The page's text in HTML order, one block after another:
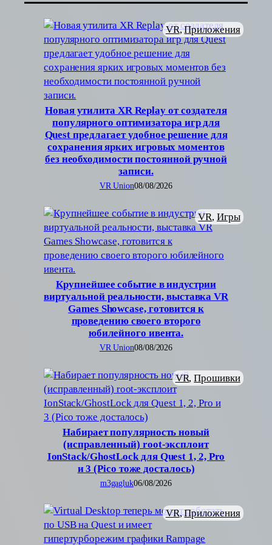
Новая утилита XR Replay от создателя
популярного оптимизатора игр для
Quest предлагает удобное решение для
сохранения ярких игровых моментов
без необходимости постоянной ручной
записи.
VR, Приложения
VR Union08/08/2026
Крупнейшее событие в индустрии
виртуальной реальности, выставка VR
Games Showcase, готовится к
проведению своего второго
юбилейного ивента.
VR, Игры
VR Union08/08/2026
Набирает популярность новый
(исправленный) root-эксплоит
IonStack/GhostLock для Quest 1, 2, Pro
и 3 (Pico тоже досталось)
VR, Прошивки
m3gagluk06/08/2026
VR, Приложения